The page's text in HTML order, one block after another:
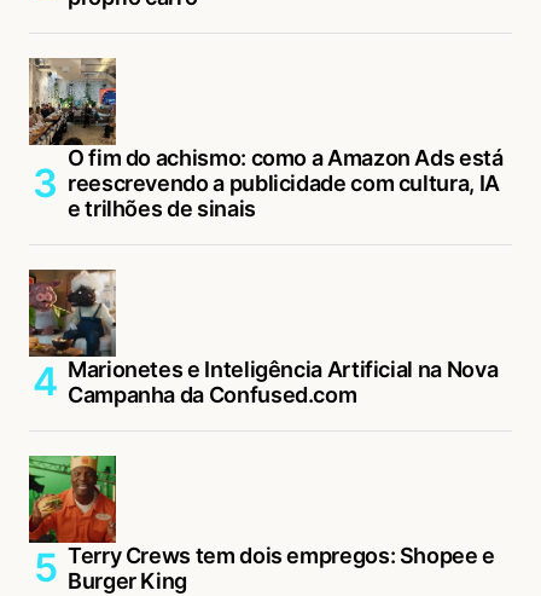
O fim do achismo: como a Amazon Ads está
reescrevendo a publicidade com cultura, IA
e trilhões de sinais
Marionetes e Inteligência Artificial na Nova
Campanha da Confused.com
Terry Crews tem dois empregos: Shopee e
Burger King